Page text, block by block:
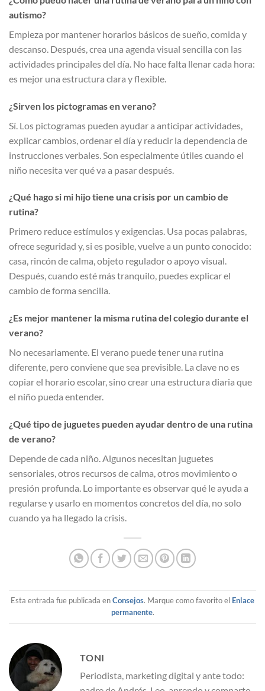
autismo?
Empieza por mantener horarios básicos de sueño, comida y
descanso. Después, crea una agenda visual sencilla con las
actividades principales del día. No hace falta llenar cada hora:
es mejor una estructura clara y flexible.
¿Sirven los pictogramas en verano?
Sí. Los pictogramas pueden ayudar a anticipar actividades,
explicar cambios, ordenar el día y reducir la dependencia de
instrucciones verbales. Son especialmente útiles cuando el
niño necesita ver qué va a pasar después.
¿Qué hago si mi hijo tiene una crisis por un cambio de
rutina?
Primero reduce estímulos y exigencias. Usa pocas palabras,
ofrece seguridad y, si es posible, vuelve a un punto conocido:
casa, rincón de calma, objeto regulador o apoyo visual.
Después, cuando esté más tranquilo, puedes explicar el
cambio de forma sencilla.
¿Es mejor mantener la misma rutina del colegio durante el
verano?
No necesariamente. El verano puede tener una rutina
diferente, pero conviene que sea previsible. La clave no es
copiar el horario escolar, sino crear una estructura diaria que
el niño pueda entender.
¿Qué tipo de juguetes pueden ayudar dentro de una rutina
de verano?
Depende de cada niño. Algunos necesitan juguetes
sensoriales, otros recursos de calma, otros movimiento o
presión profunda. Lo importante es observar qué le ayuda a
regularse y usarlo en momentos concretos del día, no solo
cuando ya ha llegado la crisis.
Esta entrada fue publicada enConsejos. Marque como favorito el Enlace
permanente.
TONI
Periodista, marketing digital y ante todo: